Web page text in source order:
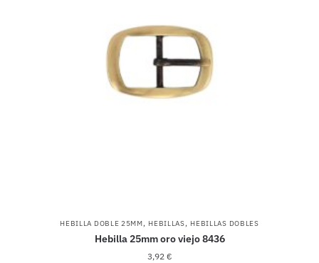
HEBILLA DOBLE 25MM, HEBILLAS, HEBILLAS DOBLES
Hebilla 25mm oro viejo 8436
3,92 €